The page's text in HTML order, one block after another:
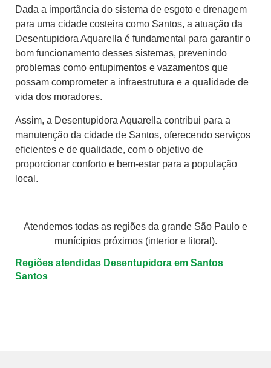
Dada a importância do sistema de esgoto e drenagem
para uma cidade costeira como Santos, a atuação da
Desentupidora Aquarella é fundamental para garantir o
bom funcionamento desses sistemas, prevenindo
problemas como entupimentos e vazamentos que
possam comprometer a infraestrutura e a qualidade de
vida dos moradores.
Assim, a Desentupidora Aquarella contribui para a
manutenção da cidade de Santos, oferecendo serviços
eficientes e de qualidade, com o objetivo de
proporcionar conforto e bem-estar para a população
local.
Atendemos todas as regiões da grande São Paulo e
munícipios próximos (interior e litoral).
Regiões atendidas Desentupidora em Santos
Santos